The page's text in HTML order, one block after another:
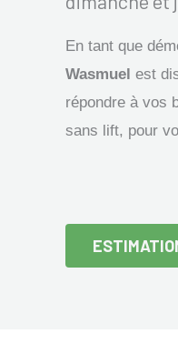
En tant que
Wasmuel est
répondre à vos
sans lift, pour